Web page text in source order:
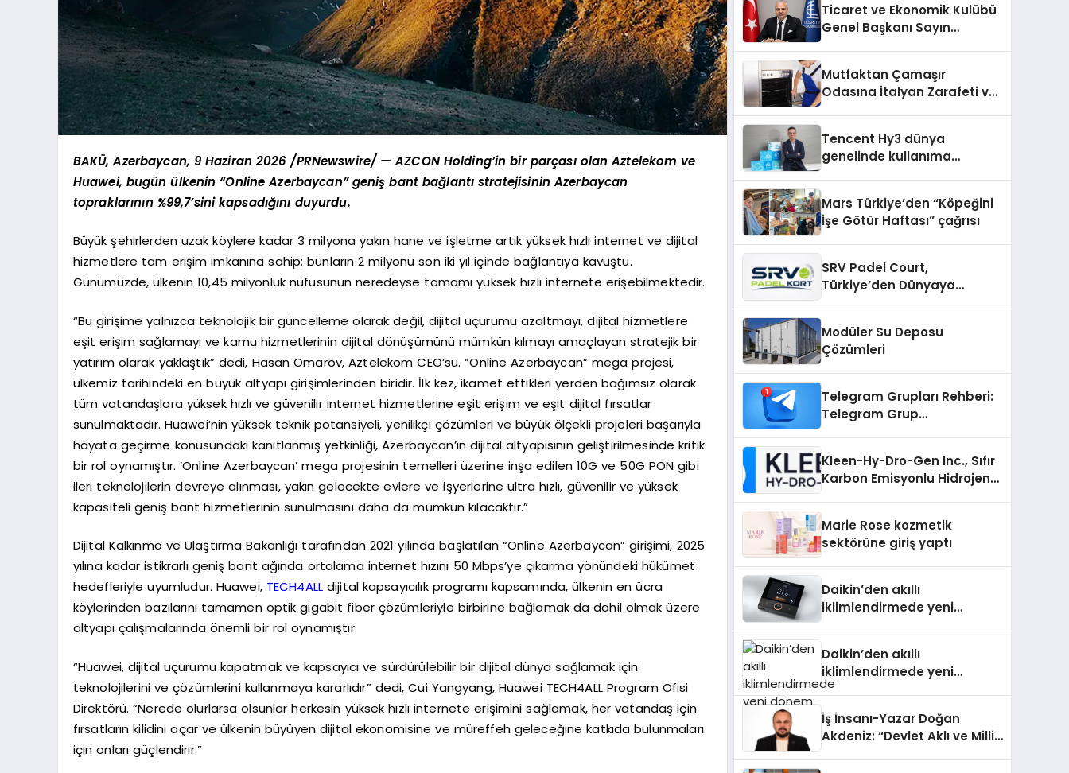
BAKÜ, Azerbaycan, 9 Haziran 2026 /PRNewswire/ — AZCON Holding’in bir parçası olan Aztelekom ve
Huawei, bugün ülkenin “Online Azerbaycan” geniş bant bağlantı stratejisinin Azerbaycan
topraklarının %99,7’sini kapsadığını duyurdu.
Büyük şehirlerden uzak köylere kadar 3 milyona yakın hane ve işletme artık yüksek hızlı internet ve dijital
hizmetlere tam erişim imkanına sahip; bunların 2 milyonu son iki yıl içinde bağlantıya kavuştu.
Günümüzde, ülkenin 10,45 milyonluk nüfusunun neredeyse tamamı yüksek hızlı internete erişebilmektedir.
“Bu girişime yalnızca teknolojik bir güncelleme olarak değil, dijital uçurumu azaltmayı, dijital hizmetlere
eşit erişim sağlamayı ve kamu hizmetlerinin dijital dönüşümünü mümkün kılmayı amaçlayan stratejik bir
yatırım olarak yaklaştık” dedi, Hasan Omarov, Aztelekom CEO’su. “Online Azerbaycan” mega projesi,
ülkemiz tarihindeki en büyük altyapı girişimlerinden biridir. İlk kez, ikamet ettikleri yerden bağımsız olarak
tüm vatandaşlara yüksek hızlı ve güvenilir internet hizmetlerine eşit erişim ve eşit dijital fırsatlar
sunulmaktadır. Huawei’nin yüksek teknik potansiyeli, yenilikçi çözümleri ve büyük ölçekli projeleri başarıyla
hayata geçirme konusundaki kanıtlanmış yetkinliği, Azerbaycan’ın dijital altyapısının geliştirilmesinde kritik
bir rol oynamıştır. ‘Online Azerbaycan’ mega projesinin temelleri üzerine inşa edilen 10G ve 50G PON gibi
ileri teknolojilerin devreye alınması, yakın gelecekte evlere ve işyerlerine ultra hızlı, güvenilir ve yüksek
kapasiteli geniş bant hizmetlerinin sunulmasını daha da mümkün kılacaktır.”
Dijital Kalkınma ve Ulaştırma Bakanlığı tarafından 2021 yılında başlatılan “Online Azerbaycan” girişimi, 2025
yılına kadar istikrarlı geniş bant ağında ortalama internet hızını 50 Mbps’ye çıkarma yönündeki hükümet
hedefleriyle uyumludur. Huawei, TECH4ALL dijital kapsayıcılık programı kapsamında, ülkenin en ücra
köylerinden bazılarını tamamen optik gigabit fiber çözümleriyle birbirine bağlamak da dahil olmak üzere
altyapı çalışmalarında önemli bir rol oynamıştır.
“Huawei, dijital uçurumu kapatmak ve kapsayıcı ve sürdürülebilir bir dijital dünya sağlamak için
teknolojilerini ve çözümlerini kullanmaya kararlıdır” dedi, Cui Yangyang, Huawei TECH4ALL Program Ofisi
Direktörü. “Nerede olurlarsa olsunlar herkesin yüksek hızlı internete erişimini sağlamak, her vatandaş için
fırsatların kilidini açar ve ülkenin büyüyen dijital ekonomisine ve müreffeh geleceğine katkıda bulunmaları
için onları güçlendirir.”
Ticaret ve Ekonomik Kulübü
Genel Başkanı Sayın
şunları kaydetti:
Mutfaktan Çamaşır
Odasına İtalyan Zarafeti ve
Deneyimi
Tencent Hy3 dünya
genelinde kullanıma
Mars Türkiye’den “Köpeğini
İşe Götür Haftası” çağrısı
SRV Padel Court,
Türkiye’den Dünyaya
Modüler Su Deposu
Çözümleri
Telegram Grupları Rehberi:
Telegram Grup
Kleen-Hy-Dro-Gen Inc., Sıfır
Karbon Emisyonlu Hidrojen
Aldı
Marie Rose kozmetik
sektörüne giriş yaptı
Daikin’den akıllı
iklimlendirmede yeni
Daikin’den akıllı
iklimlendirmede yeni
dönem: Madoka Plus
İş İnsanı-Yazar Doğan
Akdeniz: “Devlet Aklı ve Milli